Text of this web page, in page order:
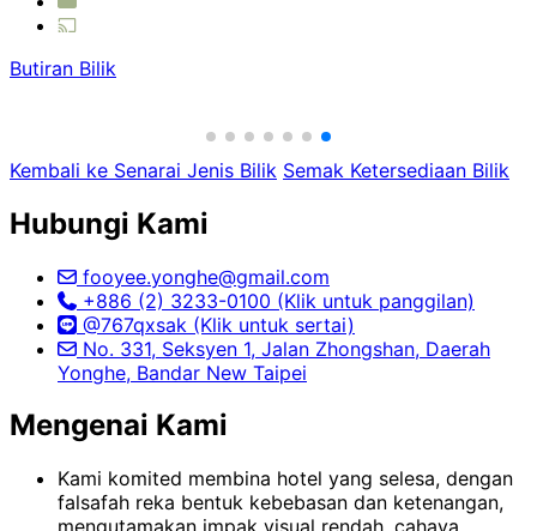
Butiran Bilik
Kembali ke Senarai Jenis Bilik Semak Ketersediaan Bilik
Hubungi Kami
fooyee.yonghe@gmail.com
+886 (2) 3233-0100 (Klik untuk panggilan)
@767qxsak (Klik untuk sertai)
No. 331, Seksyen 1, Jalan Zhongshan, Daerah
Yonghe, Bandar New Taipei
Mengenai Kami
Kami komited membina hotel yang selesa, dengan
falsafah reka bentuk kebebasan dan ketenangan,